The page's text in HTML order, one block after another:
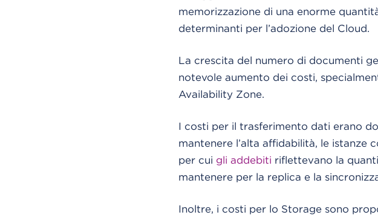
memorizzazione di una enorme
determinanti per l’adozione del Cloud.
La crescita del numero di documenti
notevole aumento dei costi,
Availability Zone.
I costi per il trasferimento dati erano
mantenere l’alta affidabilità, le istanze
per cui gli addebiti riflettevano la
mantenere per la replica e la
Inoltre, i costi per lo Storage sono